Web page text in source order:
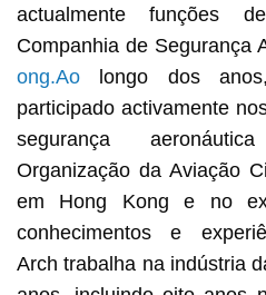
actualmente funções
Companhia de Segurança
ong.Aolongo dos
participado activamente
segurança
Organização da Aviação
em Hong Kong e no
conhecimentos e
Arch trabalha na indústria